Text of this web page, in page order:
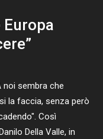
Europa
noi sembra che
la faccia, senza però
Così
Della Valle, in